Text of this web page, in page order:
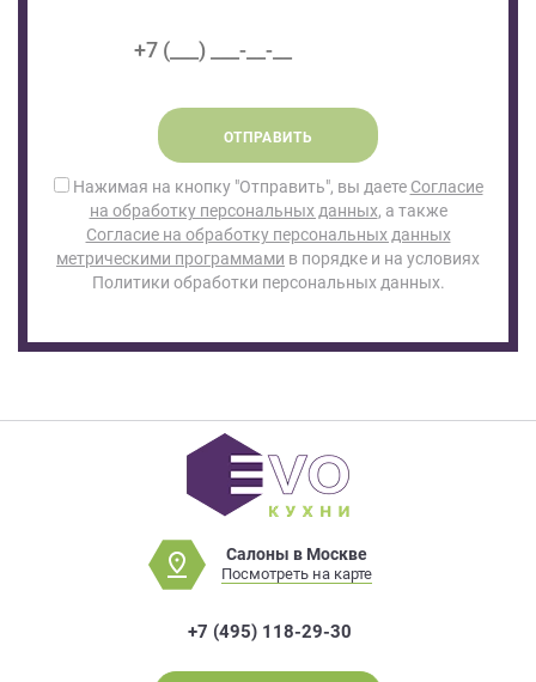
ОТПРАВИТЬ
Нажимая на кнопку "Отправить", вы даете Согласие
на обработку персональных данных, а также
Согласие на обработку персональных данных
метрическими программами в порядке и на условиях
Политики обработки персональных данных.
Салоны в Москве
Посмотреть на карте
+7 (495) 118-29-30